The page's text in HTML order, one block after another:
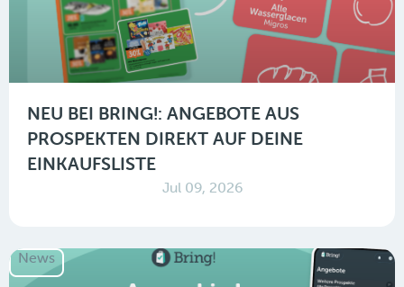
NEU BEI BRING!: ANGEBOTE AUS
PROSPEKTEN DIREKT AUF DEINE
EINKAUFSLISTE
Jul 09, 2026
News